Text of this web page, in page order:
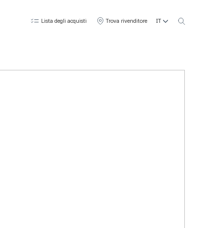
Lista degli acquisti Trova rivenditore IT